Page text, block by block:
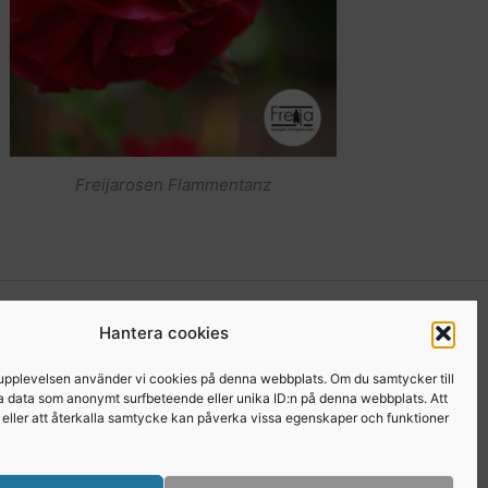
Hantera cookies
använder vi cookies på denna webbplats. Om du samtycker till
data som anonymt surfbeteende eller unika ID:n på denna webbplats. Att
att återkalla samtycke kan påverka vissa egenskaper och funktioner
Freijarosen Flammentanz
för medlemmar. I den gruppen kan du som är
Freijor, ställa frågor, tipsa varandra etc… Här
från Freijaträffar. Om du är Freija och finns på
.